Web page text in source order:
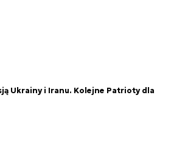
Ukrainy i Iranu. Kolejne Patrioty dla